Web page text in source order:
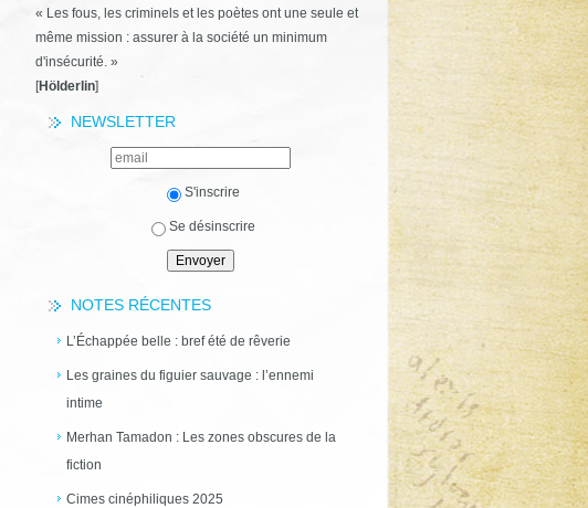
« Les fous, les criminels et les poètes ont une seule et
même mission : assurer à la société un minimum
d'insécurité. »
[Hölderlin]
NEWSLETTER
S'inscrire
Se désinscrire
NOTES RÉCENTES
L’Échappée belle : bref été de rêverie
Les graines du figuier sauvage : l’ennemi
intime
Merhan Tamadon : Les zones obscures de la
fiction
Cimes cinéphiliques 2025